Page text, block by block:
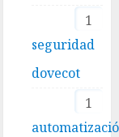
1
seguridad
dovecot
1